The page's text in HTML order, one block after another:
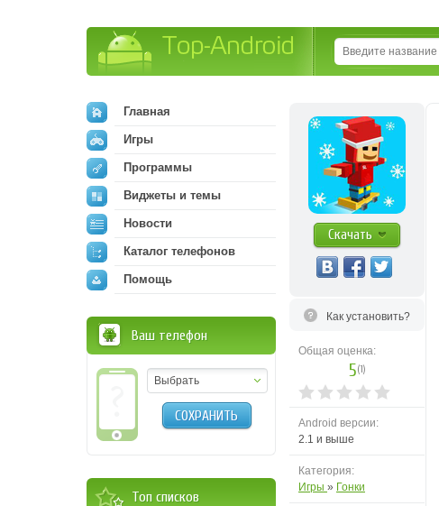
Скачать
Как установить?
Общая оценка:
5(1)
Android версии:
2.1 и выше
Категория:
Игры » Гонки
Главная
Игры
Программы
Виджеты и темы
Новости
Каталог телефонов
Помощь
Ваш телефон
Выбрать
СОХРАНИТЬ
Топ списков